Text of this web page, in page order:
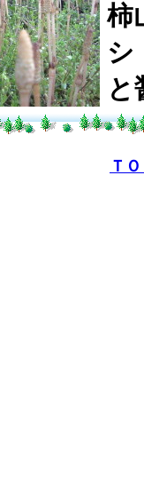
柿
シ
と
Ｔ